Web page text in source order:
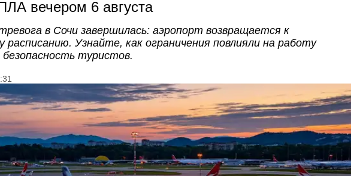
вечером 6 августа
в Сочи завершилась: аэропорт возвращается к
Узнайте, как ограничения повлияли на работу
туристов.